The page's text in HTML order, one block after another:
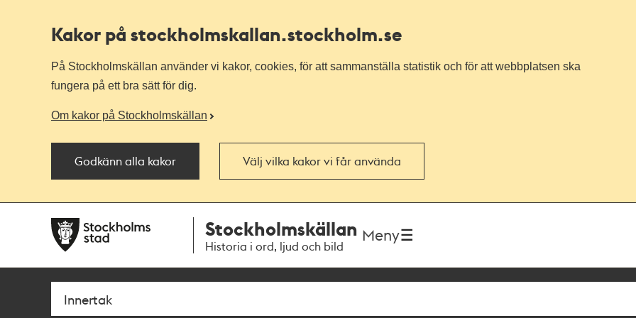
Kakor på stockholmskallan.stockholm.se
På Stockholmskällan använder vi kakor, cookies, för att sammanställa statistik och för att webbplatsen ska
fungera på ett bra sätt för dig.
Om kakor på Stockholmskällan
Godkänn alla kakor Välj vilka kakor vi får använda
navigationen
huvudinnehållet
Stockholmskällan
Historia i ord, ljud och bild
Meny
Sök